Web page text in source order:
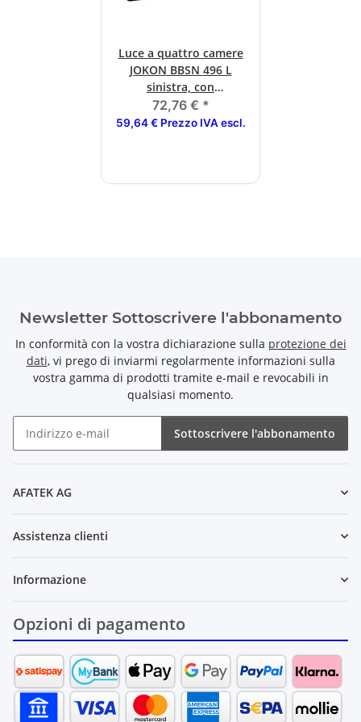
Luce a quattro camere
JOKON BBSN 496 L
sinistra, con
retronebbia
72,76 € *
59,64 € Prezzo IVA escl.
Newsletter Sottoscrivere l'abbonamento
In conformità con la vostra dichiarazione sulla protezione dei
dati, vi prego di inviarmi regolarmente informazioni sulla
vostra gamma di prodotti tramite e-mail e revocabili in
qualsiasi momento.
Sottoscrivere l'abbonamento
AFATEK AG
Assistenza clienti
Informazione
Opzioni di pagamento